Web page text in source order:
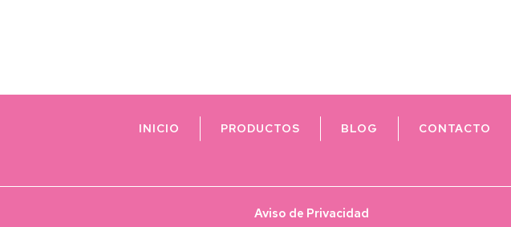
INICIO PRODUCTOS BLOG CONTACTO
Aviso de Privacidad